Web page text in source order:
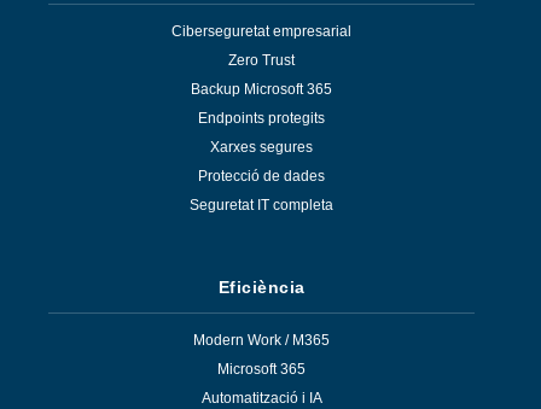
Ciberseguretat empresarial
Zero Trust
Backup Microsoft 365
Endpoints protegits
Xarxes segures
Protecció de dades
Seguretat IT completa
Eficiència
Modern Work / M365
Microsoft 365
Automatització i IA